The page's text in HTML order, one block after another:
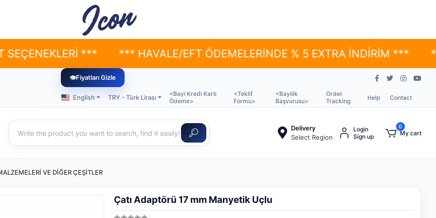
*** *** HAVALE/EFT ÖDEMELERİNDE % 5 EXTRA İNDİRİM *** ***
👁Fiyatları Gizle
English TRY - Türk Lirası
<Bayi Kredi Kartı
Ödeme>
<Teklif
Formu>
<Bayilik
Başvurusu>
Order
Tracking
Help Contact
Delivery
Select Region
Login
Sign up
0
My cart
VE DİĞER ÇEŞİTLER
Çatı Adaptörü 17 mm Manyetik Uçlu